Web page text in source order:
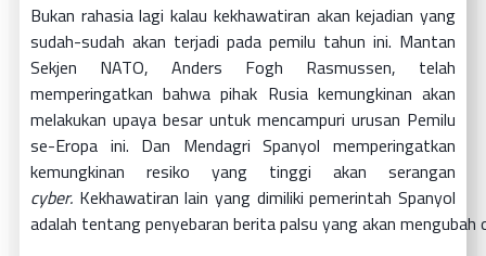
Bukan rahasia lagi kalau kekhawatiran akan kejadian yang
sudah-sudah akan terjadi pada pemilu tahun ini. Mantan
Sekjen NATO, Anders Fogh Rasmussen, telah
memperingatkan bahwa pihak Rusia kemungkinan akan
melakukan upaya besar untuk mencampuri urusan Pemilu
se-Eropa ini. Dan Mendagri Spanyol memperingatkan
kemungkinan resiko yang tinggi akan serangan
cyber. Kekhawatiran lain yang dimiliki pemerintah Spanyol
adalah tentang penyebaran berita palsu yang akan mengubah